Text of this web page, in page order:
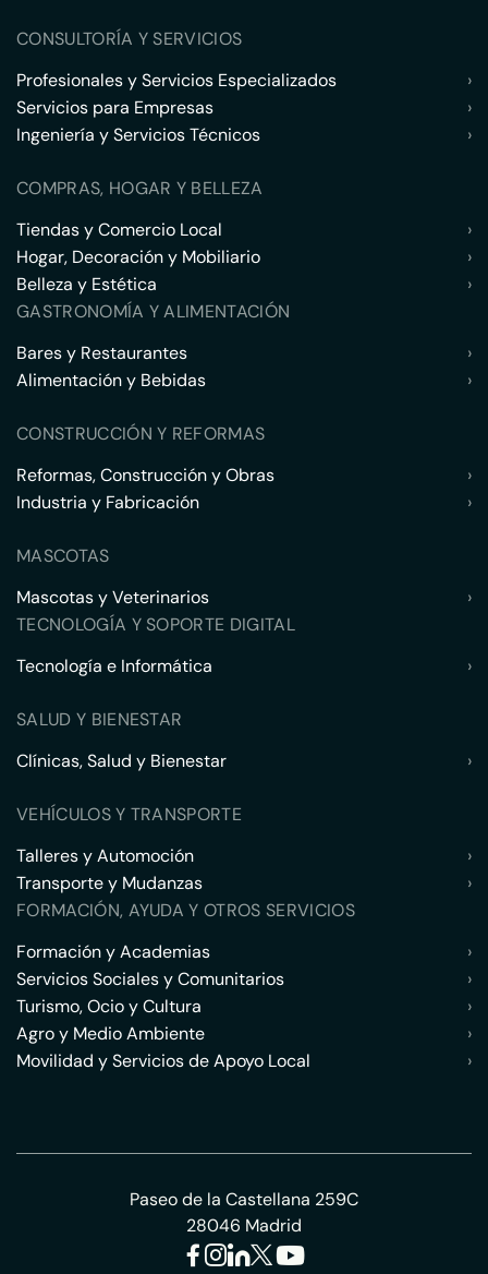
CONSULTORÍA Y SERVICIOS
Profesionales y Servicios Especializados
›
Servicios para Empresas
›
Ingeniería y Servicios Técnicos
›
COMPRAS, HOGAR Y BELLEZA
Tiendas y Comercio Local
›
Hogar, Decoración y Mobiliario
›
Belleza y Estética
›
GASTRONOMÍA Y ALIMENTACIÓN
Bares y Restaurantes
›
Alimentación y Bebidas
›
CONSTRUCCIÓN Y REFORMAS
Reformas, Construcción y Obras
›
Industria y Fabricación
›
MASCOTAS
Mascotas y Veterinarios
›
TECNOLOGÍA Y SOPORTE DIGITAL
Tecnología e Informática
›
SALUD Y BIENESTAR
Clínicas, Salud y Bienestar
›
VEHÍCULOS Y TRANSPORTE
Talleres y Automoción
›
Transporte y Mudanzas
›
FORMACIÓN, AYUDA Y OTROS SERVICIOS
Formación y Academias
›
Servicios Sociales y Comunitarios
›
Turismo, Ocio y Cultura
›
Agro y Medio Ambiente
›
Movilidad y Servicios de Apoyo Local
›
Paseo de la Castellana 259C
28046 Madrid